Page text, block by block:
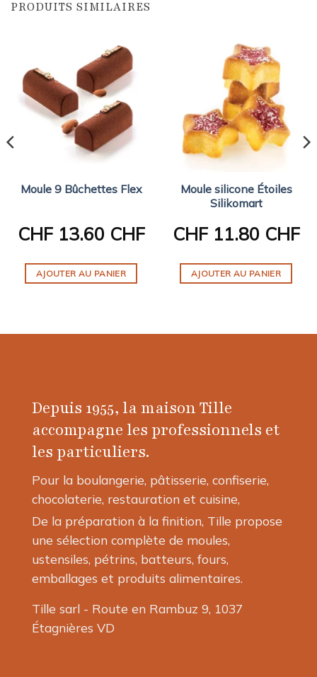
PRODUITS SIMILAIRES
Moule 9 Bûchettes Flex
CHF13.60 CHF
AJOUTER AU PANIER
Moule silicone Étoiles
Silikomart
CHF11.80 CHF
AJOUTER AU PANIER
Depuis 1955, la maison Tille
accompagne les professionnels et
les particuliers.
Pour la boulangerie, pâtisserie, confiserie,
chocolaterie, restauration et cuisine,
De la préparation à la finition, Tille propose
une sélection complète de moules,
ustensiles, pétrins, batteurs, fours,
emballages et produits alimentaires.
Tille sarl - Route en Rambuz 9, 1037
Étagnières VD